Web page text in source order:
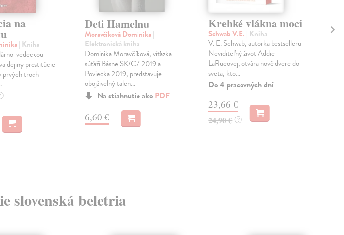
na
| Kniha
vedeckou
dejiny prostitúcie
prvých troch
Deti Hamelnu
Moravčíková Dominika|
Elektronická kniha
Dominika Moravčíková, víťazka
súťaží Básne SK/CZ 2019 a
Poviedka 2019, predstavuje
obojživelný talen...
Na stiahnutie ako PDF
6,60 €
Krehké vlákna moci
Schwab V.E. | Kniha
V. E. Schwab, autorka bestselleru
Neviditeľný život Addie
LaRueovej, otvára nové dvere do
sveta, kto...
Do 4 pracovných dní
23,66 €
24,90 € ?
slovenská beletria